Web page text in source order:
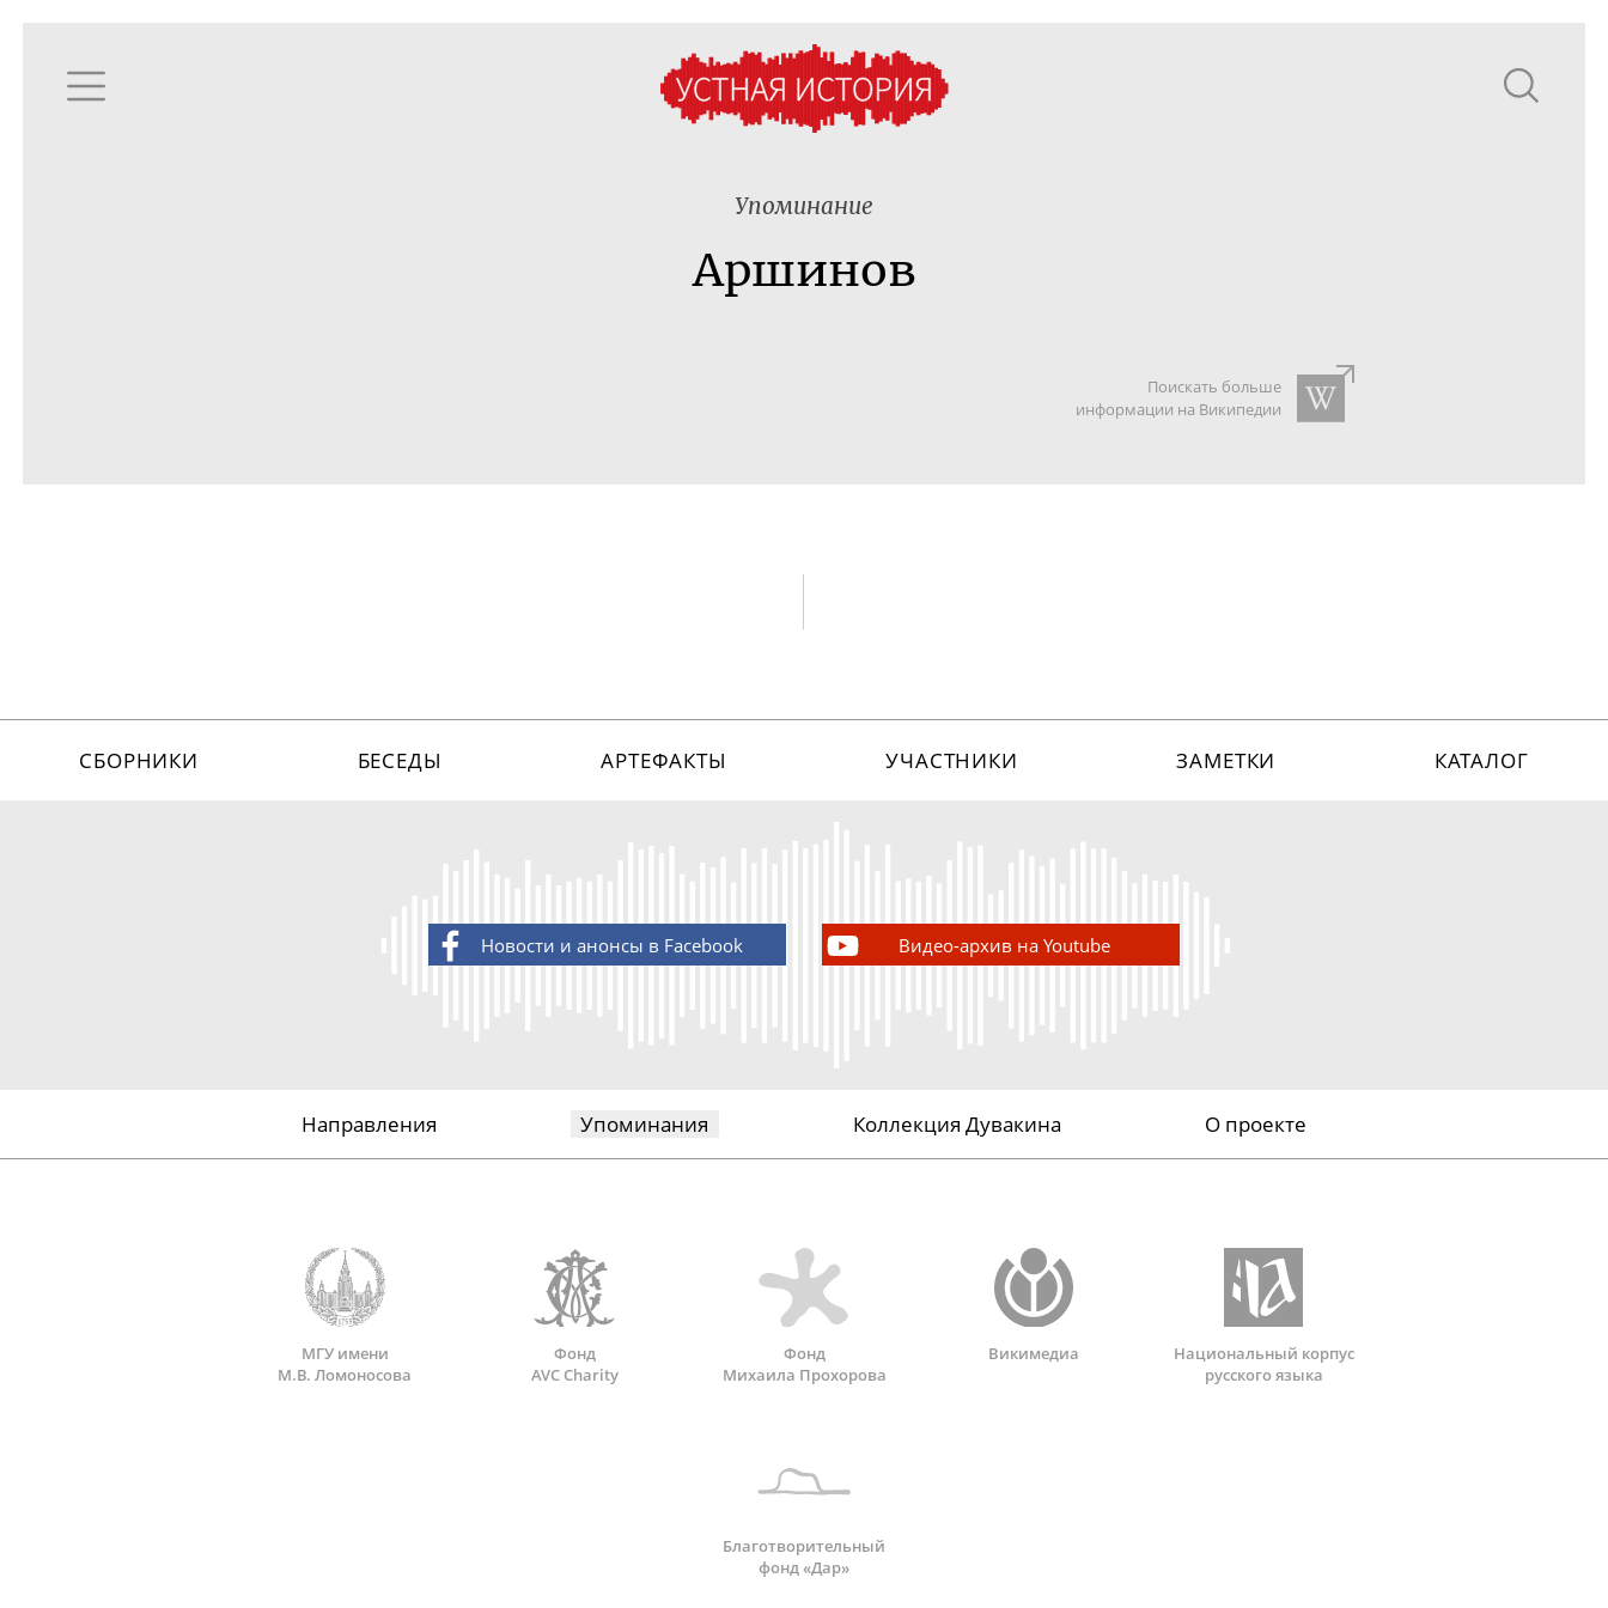
Упоминание
Аршинов
Поискать больше
информации на Википедии
СБОРНИКИ БЕСЕДЫ АРТЕФАКТЫ УЧАСТНИКИ ЗАМЕТКИ КАТАЛОГ
Новости и анонсы в Facebook Видео-архив на Youtube
Направления Упоминания Коллекция Дувакина О проекте
МГУ имени
М.В. Ломоносова
Фонд
AVC Charity
Фонд
Михаила Прохорова
Викимедиа
Национальный корпус
русского языка
Благотворительный
фонд «Дар»